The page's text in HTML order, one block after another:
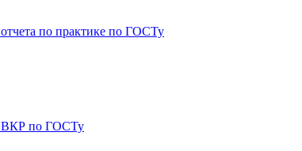
по практике по ГОСТу
ВКР по ГОСТу